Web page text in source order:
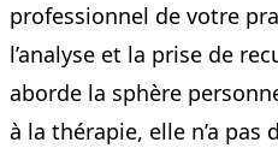
professionnel de votre
l’analyse et la prise de
aborde la sphère
à la thérapie, elle n’a